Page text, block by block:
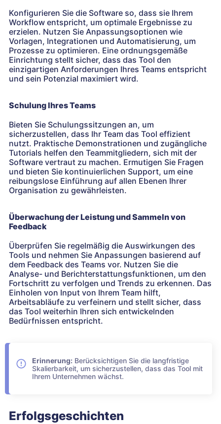
Konfigurieren Sie die Software so, dass sie Ihrem
Workflow entspricht, um optimale Ergebnisse zu
erzielen. Nutzen Sie Anpassungsoptionen wie
Vorlagen, Integrationen und Automatisierung, um
Prozesse zu optimieren. Eine ordnungsgemäße
Einrichtung stellt sicher, dass das Tool den
einzigartigen Anforderungen Ihres Teams entspricht
und sein Potenzial maximiert wird.
Schulung Ihres Teams
Bieten Sie Schulungssitzungen an, um
sicherzustellen, dass Ihr Team das Tool effizient
nutzt. Praktische Demonstrationen und zugängliche
Tutorials helfen den Teammitgliedern, sich mit der
Software vertraut zu machen. Ermutigen Sie Fragen
und bieten Sie kontinuierlichen Support, um eine
reibungslose Einführung auf allen Ebenen Ihrer
Organisation zu gewährleisten.
Überwachung der Leistung und Sammeln von
Feedback
Überprüfen Sie regelmäßig die Auswirkungen des
Tools und nehmen Sie Anpassungen basierend auf
dem Feedback des Teams vor. Nutzen Sie die
Analyse- und Berichterstattungsfunktionen, um den
Fortschritt zu verfolgen und Trends zu erkennen. Das
Einholen von Input von Ihrem Team hilft,
Arbeitsabläufe zu verfeinern und stellt sicher, dass
das Tool weiterhin Ihren sich entwickelnden
Bedürfnissen entspricht.
Erinnerung: Berücksichtigen Sie die langfristige
Skalierbarkeit, um sicherzustellen, dass das Tool mit
Ihrem Unternehmen wächst.
Erfolgsgeschichten